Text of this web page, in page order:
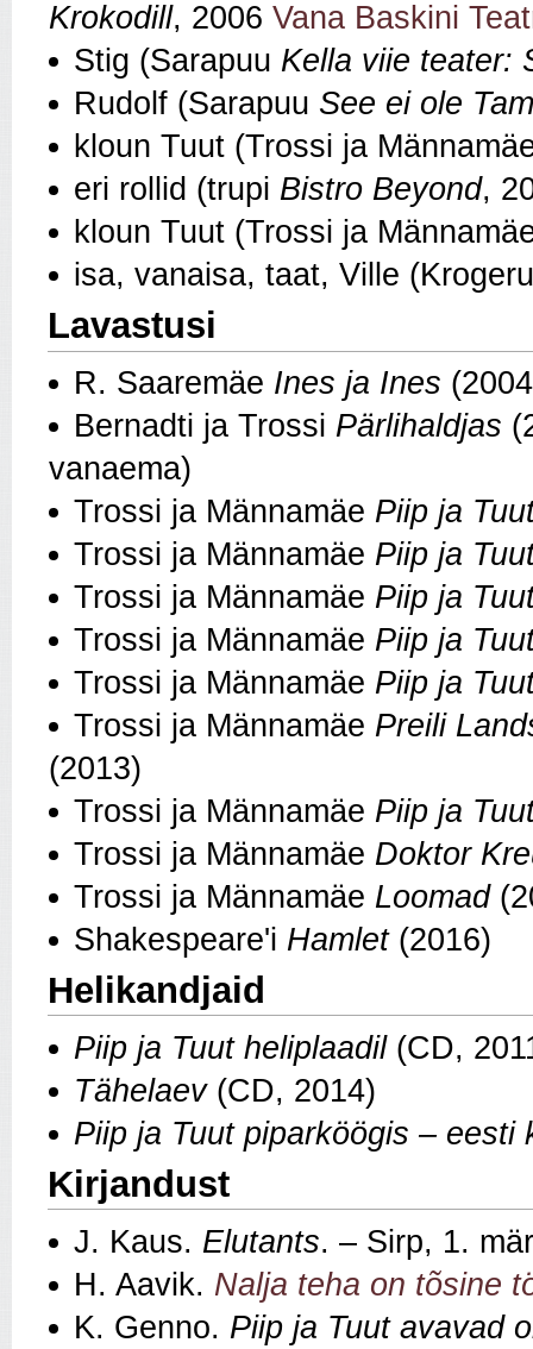
Krokodill, 2006 Vana Baskini
Stig (Sarapuu Kella viie teater:
Rudolf (Sarapuu See ei ole
kloun Tuut (Trossi ja
eri rollid (trupi Bistro Beyond,
kloun Tuut (Trossi ja
isa, vanaisa, taat, Ville
Lavastusi
R. Saaremäe Ines ja Ines
Bernadti ja Trossi Pärlihaldjas
vanaema)
Trossi ja Männamäe Piip ja
Trossi ja Männamäe Piip ja
Trossi ja Männamäe Piip ja
Trossi ja Männamäe Piip ja
Trossi ja Männamäe Piip ja
Trossi ja Männamäe Preili
(2013)
Trossi ja Männamäe Piip ja
Trossi ja Männamäe Doktor
Trossi ja Männamäe Loomad
Shakespeare'i Hamlet(2016)
Helikandjaid
Piip ja Tuut heliplaadil(CD,
Tähelaev(CD, 2014)
Piip ja Tuut piparköögis – eesti
Kirjandust
J. Kaus. Elutants. – Sirp, 1.
H. Aavik. Nalja teha on tõsine
K. Genno. Piip ja Tuut avavad